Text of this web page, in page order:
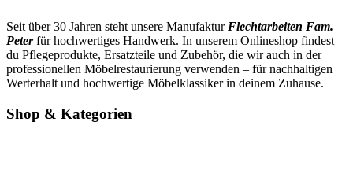
Seit über 30 Jahren steht unsere ManufakturFlechtarbeiten Fam.
Peterfür hochwertiges Handwerk. In unserem Onlineshop findest
du Pflegeprodukte, Ersatzteile und Zubehör, die wir auch in der
professionellen Möbelrestaurierung verwenden – für nachhaltigen
Werterhalt und hochwertige Möbelklassiker in deinem Zuhause.
Shop & Kategorien